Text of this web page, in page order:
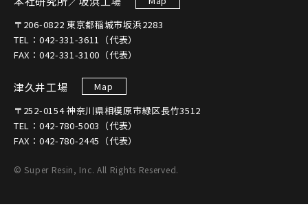
〒206-0822 東京都稲城市坂浜2283
TEL：042-331-3611（代表）
FAX：042-331-3100（代表）
津久井工場
Map
〒252-0154 神奈川県相模原市緑区長竹3512
TEL：042-780-5003（代表）
FAX：042-780-2445（代表）
© Super Resin, Inc. All Rights Reserved.